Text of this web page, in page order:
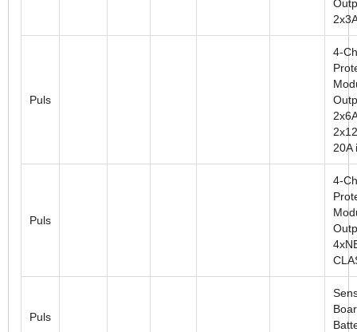
Puls
4-
20A
Puls
4-
Puls